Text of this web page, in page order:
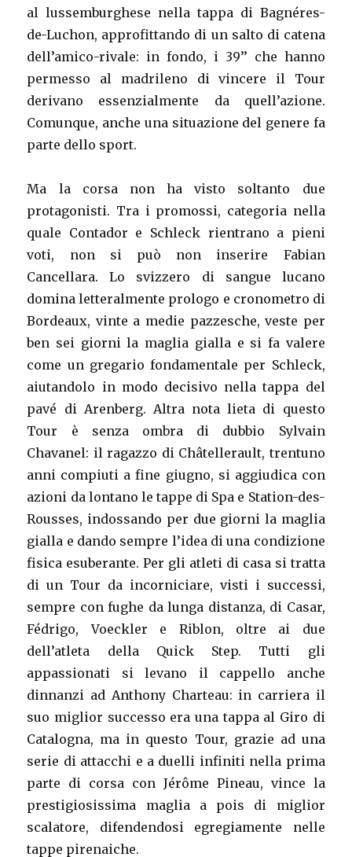
al lussemburghese nella tappa di Bagnéres-
de-Luchon, approfittando di un salto di catena
dell’amico-rivale: in fondo, i 39’’ che hanno
permesso al madrileno di vincere il Tour
derivano essenzialmente da quell’azione.
Comunque, anche una situazione del genere fa
parte dello sport.
Ma la corsa non ha visto soltanto due
protagonisti. Tra i promossi, categoria nella
quale Contador e Schleck rientrano a pieni
voti, non si può non inserire Fabian
Cancellara. Lo svizzero di sangue lucano
domina letteralmente prologo e cronometro di
Bordeaux, vinte a medie pazzesche, veste per
ben sei giorni la maglia gialla e si fa valere
come un gregario fondamentale per Schleck,
aiutandolo in modo decisivo nella tappa del
pavé di Arenberg. Altra nota lieta di questo
Tour è senza ombra di dubbio Sylvain
Chavanel: il ragazzo di Châtellerault, trentuno
anni compiuti a fine giugno, si aggiudica con
azioni da lontano le tappe di Spa e Station-des-
Rousses, indossando per due giorni la maglia
gialla e dando sempre l’idea di una condizione
fisica esuberante. Per gli atleti di casa si tratta
di un Tour da incorniciare, visti i successi,
sempre con fughe da lunga distanza, di Casar,
Fédrigo, Voeckler e Riblon, oltre ai due
dell’atleta della Quick Step. Tutti gli
appassionati si levano il cappello anche
dinnanzi ad Anthony Charteau: in carriera il
suo miglior successo era una tappa al Giro di
Catalogna, ma in questo Tour, grazie ad una
serie di attacchi e a duelli infiniti nella prima
parte di corsa con Jérôme Pineau, vince la
prestigiosissima maglia a pois di miglior
scalatore, difendendosi egregiamente nelle
tappe pirenaiche.